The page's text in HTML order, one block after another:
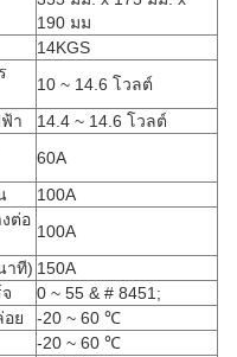
190 มม
14KGS
10 ~ 14.6 โวลต์
า
14.4 ~ 14.6 โวลต์
60A
100A
ต่อ
100A
าที) 150A
0 ~ 55 & # 8451;
ย
-20 ~ 60 ℃
-20 ~ 60 ℃